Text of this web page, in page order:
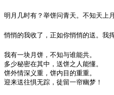
明月几时有？举饼问青天。不知天上
悄悄的我收了，正如你悄悄的送。我
我有一块月饼，不知与谁能共。
多少秘密在其中，送饼之人能懂。
饼外情深义重，饼内目的重重。
迎来送往惧无踪，徒留一帘幽梦！